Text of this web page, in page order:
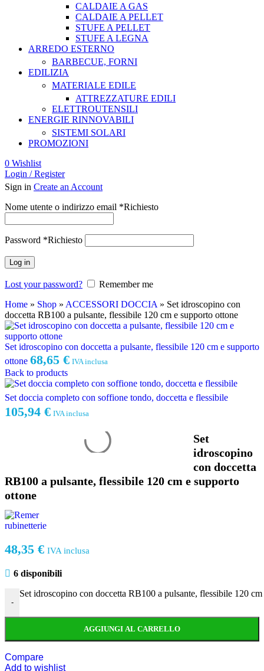
CALDAIE A GAS
CALDAIE A PELLET
STUFE A PELLET
STUFE A LEGNA
ARREDO ESTERNO
BARBECUE, FORNI
EDILIZIA
MATERIALE EDILE
ATTREZZATURE EDILI
ELETTROUTENSILI
ENERGIE RINNOVABILI
SISTEMI SOLARI
PROMOZIONI
0 Wishlist
Login / Register
Sign in Create an Account
Nome utente o indirizzo email *Richiesto
Password *Richiesto
Log in
Lost your password?
Remember me
Home » Shop » ACCESSORI DOCCIA » Set idroscopino con
doccetta RB100 a pulsante, flessibile 120 cm e supporto ottone
Set idroscopino con doccetta a pulsante, flessibile 120 cm e supporto
ottone 68,65 € IVA inclusa
Back to products
Set doccia completo con soffione tondo, doccetta e flessibile
105,94 € IVA inclusa
Set
idroscopino
con doccetta
RB100 a pulsante, flessibile 120 cm e supporto
ottone
48,35 € IVA inclusa
6 disponibili
-
Set idroscopino con doccetta RB100 a pulsante, flessibile 120
AGGIUNGI AL CARRELLO
Compare
Add to wishlist